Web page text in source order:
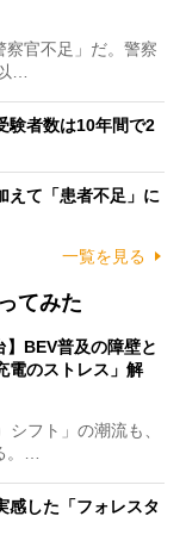
官不足」だ。警察
…
験者数は10年間で2
えて「患者不足」に
一覧を見る
てみた
】BEV普及の障壁と
電のストレス」解
フト」の潮流も、
。…
感した「フォレスタ